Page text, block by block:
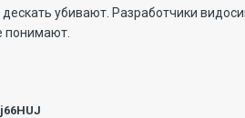
убивают. Разработчики
понимают.